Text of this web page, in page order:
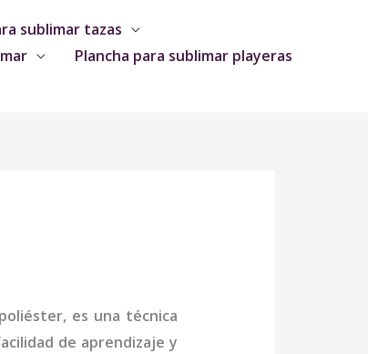
sublimar tazas
Plancha para sublimar playeras
es una técnica
de aprendizaje y